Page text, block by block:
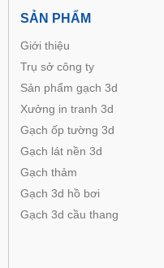
SẢN PHẨM
Giới thiệu
Trụ sở công ty
Sản phẩm gạch 3d
Xưởng in tranh 3d
Gạch ốp tường 3d
Gạch lát nền 3d
Gạch thảm
Gạch 3d hồ bơi
Gạch 3d cầu thang